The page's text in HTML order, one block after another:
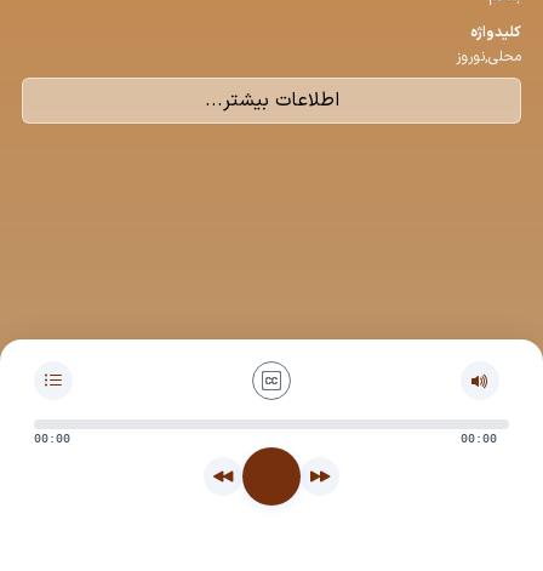
كلیدواژه
محلی,نوروز
اطلاعات بیشتر...
00:00 00:00